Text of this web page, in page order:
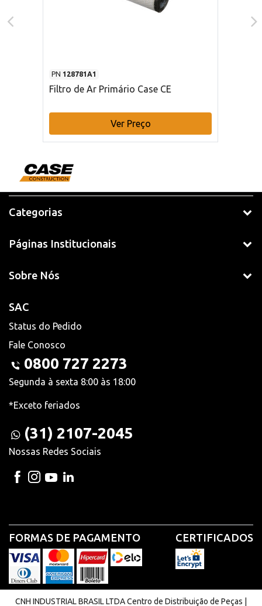
PN 128781A1
Filtro de Ar Primário Case CE
Ver Preço
Categorias
Páginas Institucionais
Sobre Nós
SAC
Status do Pedido
Fale Conosco
0800 727 2273
Segunda à sexta 8:00 às 18:00
*Exceto feriados
(31) 2107-2045
Nossas Redes Sociais
FORMAS DE PAGAMENTO CERTIFICADOS
CNH INDUSTRIAL BRASIL LTDA Centro de Distribuição de Peças |